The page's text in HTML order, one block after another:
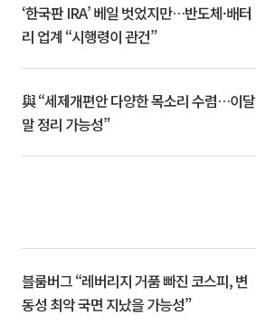
‘한국판 IRA’ 베일 벗었지만…반도체·배터
리 업계 “시행령이 관건”
與 “세제개편안 다양한 목소리 수렴…이달
말 정리 가능성”
블룸버그 “레버리지 거품 빠진 코스피, 변
동성 최악 국면 지났을 가능성”